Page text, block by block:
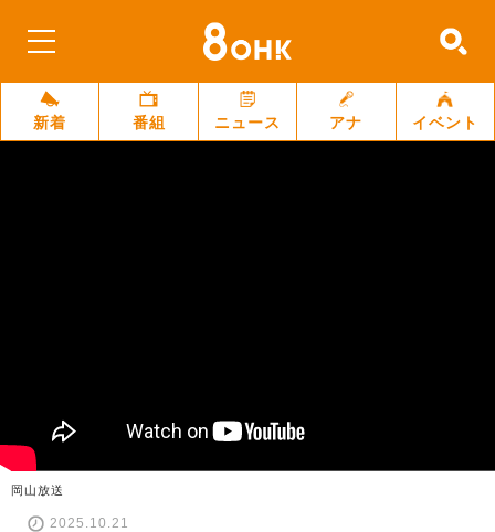
新着 番組 ニュース アナ イベント
岡山放送
2025.10.21